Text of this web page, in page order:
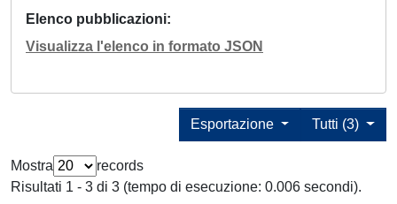
Elenco pubblicazioni
Visualizza l'elenco in formato JSON
Tutti (3)
Esportazione
Mostra
records
Risultati 1 - 3 di 3 (tempo di esecuzione: 0.006 secondi).